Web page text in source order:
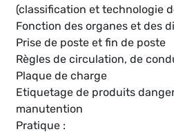
(classification et technologie
Fonction des organes et des
Prise de poste et fin de poste
Règles de circulation, de
Plaque de charge
Etiquetage de produits
manutention
Pratique :